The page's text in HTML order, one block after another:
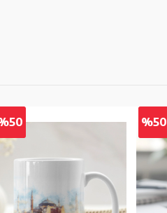
%50